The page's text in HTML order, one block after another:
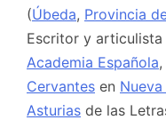
(Úbeda, Provincia
Escritor y articulista
Academia Española
Cervantes en
Asturias de las